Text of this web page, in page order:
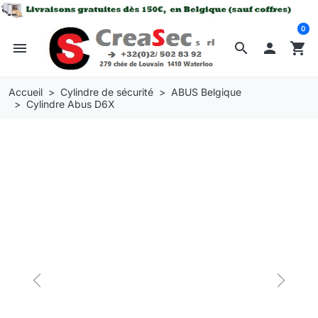
search
menu  shopping_cart
0
Accueil Cylindre de sécurité
ABUS Belgique
Cylindre Abus D6X
Previous Next